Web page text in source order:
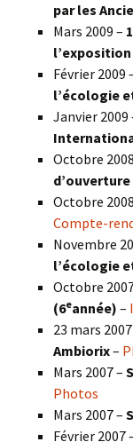
par les
Mars 2009 –
l’exposition
Février 2009
l’écologie
Janvier 2009
Octobre
d’ouverture
Octobre
Compte-
Novembre
l’écologie
Octobre
(6eannée) –
23 mars
Ambiorix–
Mars 2007 –
Photos
Mars 2007 –
Février 2007